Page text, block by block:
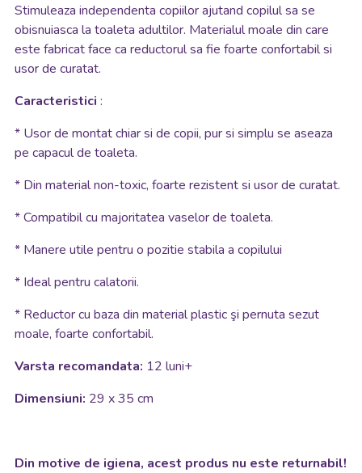
Stimuleaza independenta copiilor ajutand copilul sa se
obisnuiasca la toaleta adultilor. Materialul moale din care
este fabricat face ca reductorul sa fie foarte confortabilsi
usor de curatat.
Caracteristici :
* Usor de montat chiar si de copii, pur si simplu se aseaza
pe capacul de toaleta.
* Din material non-toxic, foarte rezistent si usor de curatat.
*Compatibil cu majoritatea vaselor de toaleta.
* Manere utile pentru o pozitie stabila a copilului
* Ideal pentru calatorii.
* Reductor cu baza din material plastic şi pernuta sezut
moale, foarte confortabil.
Varsta recomandata: 12 luni+
Dimensiuni: 29 x 35 cm
Din motive de igiena, acest produs nu este returnabil!